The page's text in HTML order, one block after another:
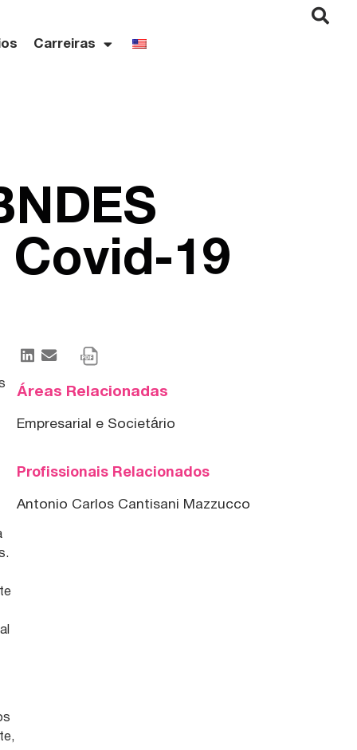
Carreiras
19
Áreas Relacionadas
Empresarial e Societário
Profissionais Relacionados
Antonio Carlos Cantisani Mazzucco